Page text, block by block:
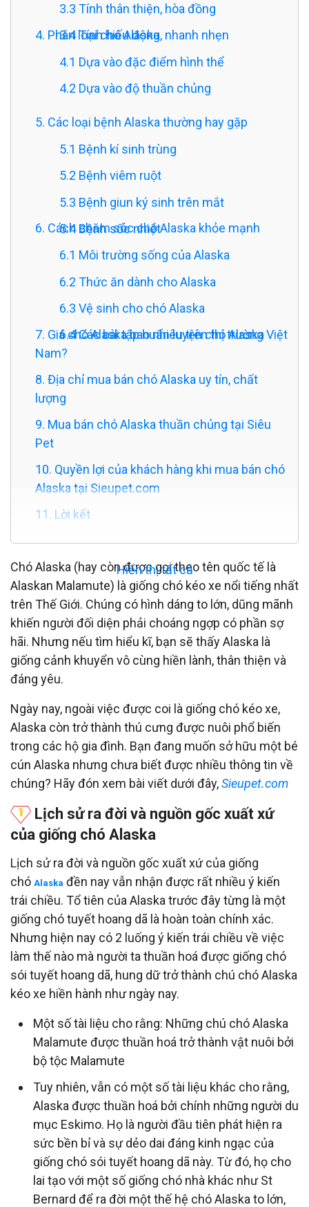
3.3 Tính thân thiện, hòa đồng
3.4 Tính hiếu động, nhanh nhẹn
4. Phân loại chó Alaska
4.1 Dựa vào đặc điểm hình thể
4.2 Dựa vào độ thuần chủng
5. Các loại bệnh Alaska thường hay gặp
5.1 Bệnh kí sinh trùng
5.2 Bệnh viêm ruột
5.3 Bệnh giun ký sinh trên mắt
5.4 Bệnh sốc nhiệt
6. Cách chăm sóc chó Alaska khỏe mạnh
6.1 Môi trường sống của Alaska
6.2 Thức ăn dành cho Alaska
6.3 Vệ sinh cho chó Alaska
6.4 Các bài tập huấn luyện chó Alaska
7. Giá chó Alaska bao nhiêu trên thị trường Việt
Nam?
8. Địa chỉ mua bán chó Alaska uy tín, chất
lượng
9. Mua bán chó Alaska thuần chủng tại Siêu
Pet
10. Quyền lợi của khách hàng khi mua bán chó
Alaska tại Sieupet.com
11. Lời kết
Hiển thị tất cả
Chó Alaska (hay còn được gọi theo tên quốc tế là
Alaskan Malamute) là giống chó kéo xe nổi tiếng nhất
trên Thế Giới. Chúng có hình dáng to lớn, dũng mãnh
khiến người đối diện phải choáng ngợp có phần sợ
hãi. Nhưng nếu tìm hiểu kĩ, bạn sẽ thấy Alaska là
giống cảnh khuyển vô cùng hiền lành, thân thiện và
đáng yêu.
Ngày nay, ngoài việc được coi là giống chó kéo xe,
Alaska còn trở thành thú cưng được nuôi phổ biến
trong các hộ gia đình. Bạn đang muốn sở hữu một bé
cún Alaska nhưng chưa biết được nhiều thông tin về
chúng? Hãy đón xem bài viết dưới đây,Sieupet.com
Lịch sử ra đời và nguồn gốc xuất xứ
của giống chó Alaska
Lịch sử ra đời và nguồn gốc xuất xứ của giống
chó Alaska đền nay vẫn nhận được rất nhiều ý kiến
trái chiều. Tổ tiên của Alaska trước đây từng là một
giống chó tuyết hoang dã là hoàn toàn chính xác.
Nhưng hiện nay có 2 luống ý kiến trái chiều về việc
làm thế nào mà người ta thuần hoá được giống chó
sói tuyết hoang dã, hung dữ trở thành chú chó Alaska
kéo xe hiền hành như ngày nay.
Một số tài liệu cho rằng: Những chú chó Alaska
Malamute được thuần hoá trở thành vật nuôi bởi
bộ tộc Malamute
Tuy nhiên, vẫn có một số tài liệu khác cho rằng,
Alaska được thuần hoá bởi chính những người du
mục Eskimo. Họ là người đầu tiên phát hiện ra
sức bền bỉ và sự dẻo dai đáng kinh ngạc của
giống chó sói tuyết hoang dã này. Từ đó, họ cho
lai tạo với một số giống chó nhà khác như St
Bernard để ra đời một thế hệ chó Alaska to lớn,